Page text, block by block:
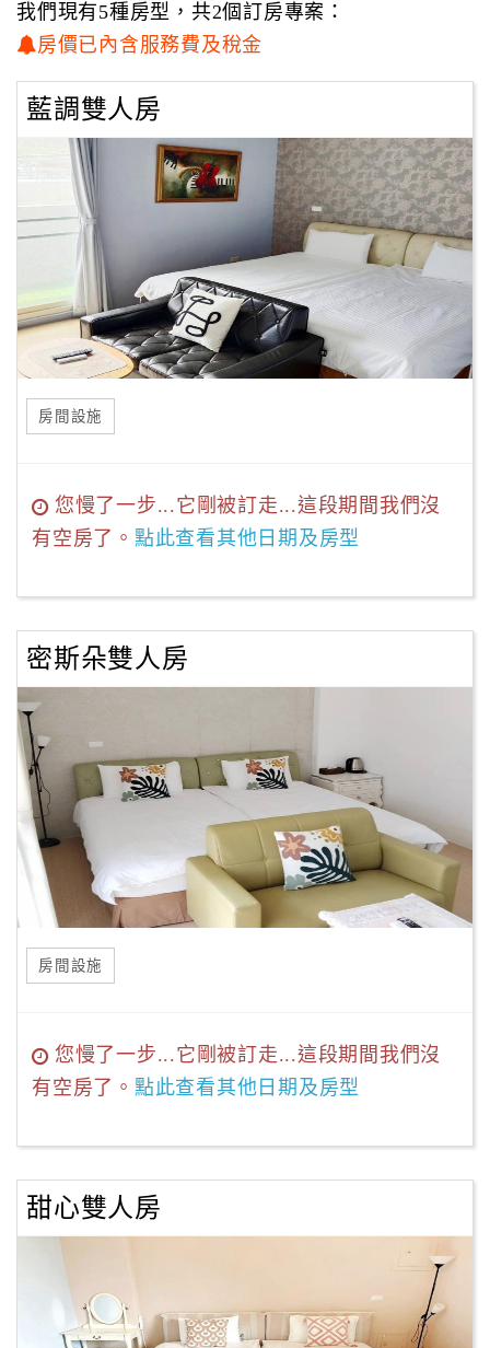
我們現有5種房型，共2個訂房專案：
房價已內含服務費及稅金
藍調雙人房
房間設施
您慢了一步...它剛被訂走...這段期間我們沒
有空房了。 點此查看其他日期及房型
密斯朵雙人房
房間設施
您慢了一步...它剛被訂走...這段期間我們沒
有空房了。 點此查看其他日期及房型
甜心雙人房